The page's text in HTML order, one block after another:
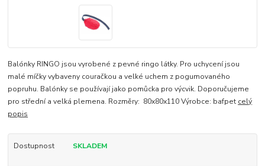
Balónky RINGO jsou vyrobené z pevné ringo látky. Pro uchycení jsou
malé míčky vybaveny couračkou a velké uchem z pogumovaného
popruhu. Balónky se používají jako pomůcka pro výcvik. Doporučujeme
pro střední a velká plemena. Rozměry: 80x80x110 Výrobce: bafpet celý
popis
Dostupnost SKLADEM